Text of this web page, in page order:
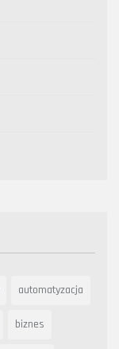
automatyzacja
biznes